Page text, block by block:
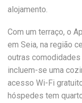
alojamento.
Com um terraço, o
em Seia, na região
outras
incluem-se uma
acesso Wi-Fi
hóspedes tem